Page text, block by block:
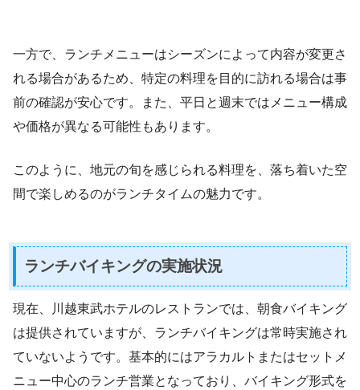
一方で、ランチメニューはシーズンによって内容が変更さ
れる場合があるため、特定の料理を目的に訪れる場合は事
前の確認が安心です。また、平日と週末ではメニュー構成
や価格が異なる可能性もあります。
このように、地元の旬を感じられる料理を、落ち着いた空
間で楽しめるのがランチタイムの魅力です。
ランチバイキングの実施状況
現在、川越東武ホテルのレストランでは、朝食バイキング
は提供されていますが、ランチバイキングは常時実施され
ていないようです。基本的にはアラカルトまたはセットメ
ニュー中心のランチ営業となっており、バイキング形式を